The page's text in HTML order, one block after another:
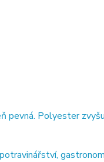
pevná. Polyester